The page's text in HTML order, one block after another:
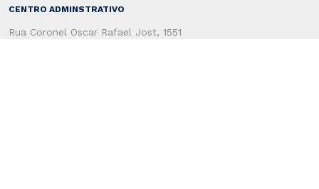
CENTRO ADMINSTRATIVO
Rua Coronel Oscar Rafael Jost, 1551